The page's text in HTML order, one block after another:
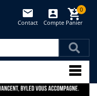
Panier
0
Compte
Contact